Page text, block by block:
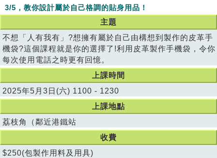
3/5，教你設計屬於自己格調的貼身用品！
主題
不想「人有我有」?想擁有屬於自己由構想到製作的皮革手
機袋?這個課程就是你的選擇了!利用皮革製作手機袋，令你
每次使用電話之時更有回憶。
上課時間
2025年5月3日(六) 1100 - 1230
上課地點
荔枝角（鄰近港鐵站
收費
$250(包製作用料及用具)